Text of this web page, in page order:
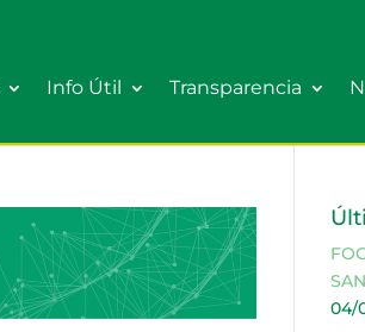
Info Útil Transparencia
04/